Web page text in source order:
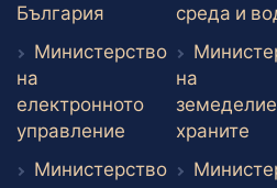
България Външен линк
Министерство
на
електронното
управление Външен линк
Министерство
среда и
на
храните